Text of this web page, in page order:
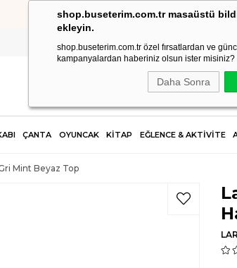
shop.buseterim.com.tr masaüstü
ekleyin.
shop.buseterim.com.tr özel fırsatlardan ve
kampanyalardan haberiniz olsun ister misiniz?
Daha Sonra
HIZLI KARGO
ÇANTA OYUNCAK KİTAP EĞLENCE & AKTİVİTE
Mint Beyaz Top